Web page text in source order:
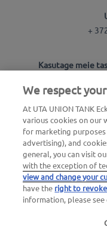
+
Kasutage meie
Logi
Info
We respect
At UTA UNION TANK
various cookies on our
for marketing
advertising), and
general, you can visit
with the exception of
view and change your
have the right to
information, please see